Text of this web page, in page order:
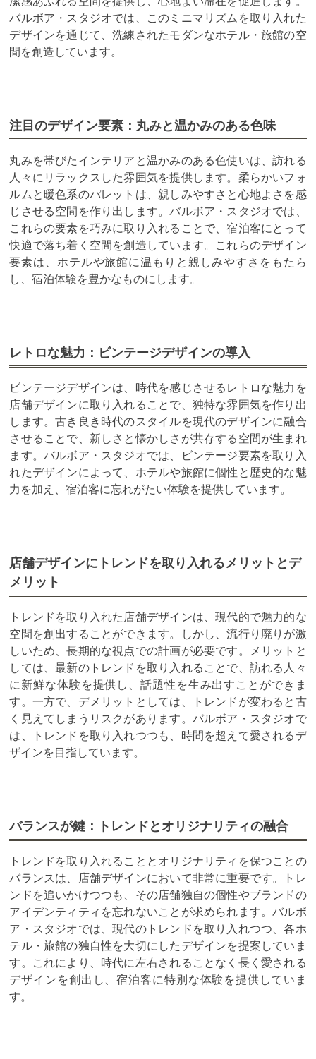
バルボア・スタジオでは、このミニマリズムを取り入れた
デザインを通じて、洗練されたモダンなホテル・旅館の空
間を創造しています。
注目のデザイン要素：丸みと温かみのある色味
丸みを帯びたインテリアと温かみのある色使いは、訪れる
人々にリラックスした雰囲気を提供します。柔らかいフォ
ルムと暖色系のパレットは、親しみやすさと心地よさを感
じさせる空間を作り出します。バルボア・スタジオでは、
これらの要素を巧みに取り入れることで、宿泊客にとって
快適で落ち着く空間を創造しています。これらのデザイン
要素は、ホテルや旅館に温もりと親しみやすさをもたら
し、宿泊体験を豊かなものにします。
レトロな魅力：ビンテージデザインの導入
ビンテージデザインは、時代を感じさせるレトロな魅力を
店舗デザインに取り入れることで、独特な雰囲気を作り出
します。古き良き時代のスタイルを現代のデザインに融合
させることで、新しさと懐かしさが共存する空間が生まれ
ます。バルボア・スタジオでは、ビンテージ要素を取り入
れたデザインによって、ホテルや旅館に個性と歴史的な魅
力を加え、宿泊客に忘れがたい体験を提供しています。
店舗デザインにトレンドを取り入れるメリットとデ
メリット
トレンドを取り入れた店舗デザインは、現代的で魅力的な
空間を創出することができます。しかし、流行り廃りが激
しいため、長期的な視点での計画が必要です。メリットと
しては、最新のトレンドを取り入れることで、訪れる人々
に新鮮な体験を提供し、話題性を生み出すことができま
す。一方で、デメリットとしては、トレンドが変わると古
く見えてしまうリスクがあります。バルボア・スタジオで
は、トレンドを取り入れつつも、時間を超えて愛されるデ
ザインを目指しています。
バランスが鍵：トレンドとオリジナリティの融合
トレンドを取り入れることとオリジナリティを保つことの
バランスは、店舗デザインにおいて非常に重要です。トレ
ンドを追いかけつつも、その店舗独自の個性やブランドの
アイデンティティを忘れないことが求められます。バルボ
ア・スタジオでは、現代のトレンドを取り入れつつ、各ホ
テル・旅館の独自性を大切にしたデザインを提案していま
す。これにより、時代に左右されることなく長く愛される
デザインを創出し、宿泊客に特別な体験を提供していま
す。